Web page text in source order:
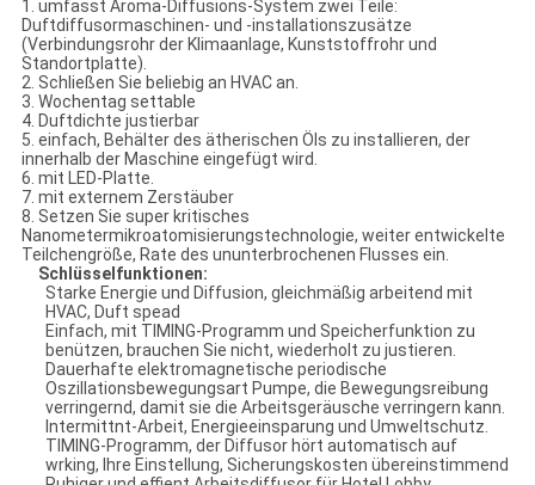
1. umfasst Aroma-Diffusions-System zwei Teile:
Duftdiffusormaschinen- und -installationszusätze
(Verbindungsrohr der Klimaanlage, Kunststoffrohr und
Standortplatte).
2. Schließen Sie beliebig an HVAC an.
3. Wochentag settable
4. Duftdichte justierbar
5. einfach, Behälter des ätherischen Öls zu installieren, der
innerhalb der Maschine eingefügt wird.
6. mit LED-Platte.
7. mit externem Zerstäuber
8. Setzen Sie super kritisches
Nanometermikroatomisierungstechnologie, weiter entwickelte
Teilchengröße, Rate des ununterbrochenen Flusses ein.
Schlüsselfunktionen:
Starke Energie und Diffusion, gleichmäßig arbeitend mit
HVAC, Duft spead
Einfach, mit TIMING-Programm und Speicherfunktion zu
benützen, brauchen Sie nicht, wiederholt zu justieren.
Dauerhafte elektromagnetische periodische
Oszillationsbewegungsart Pumpe, die Bewegungsreibung
verringernd, damit sie die Arbeitsgeräusche verringern kann.
Intermittnt-Arbeit, Energieeinsparung und Umweltschutz.
TIMING-Programm, der Diffusor hört automatisch auf
wrking, Ihre Einstellung, Sicherungskosten übereinstimmend